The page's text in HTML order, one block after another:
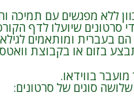
ללא מפגשים עם תמיכה
סרטונים שיועלו לדף
ומותאמים לגילאי 12 עד
בזום או בקבוצת
בווידאו.
סוגים של סרטונים: